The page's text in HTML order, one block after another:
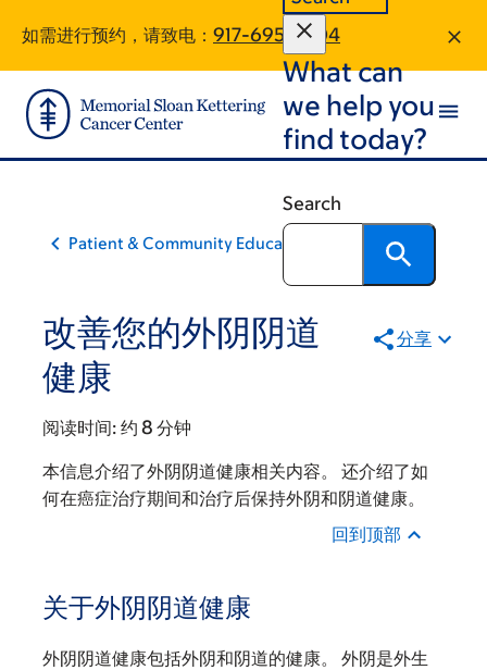
main
content
footer
如需进行预约，请致电： 917-695-8204
What can
we help you
find today?
Search
Patient & Community Education
改善您的外阴阴道
健康
分享
阅读时间: 约 8 分钟
本信息介绍了外阴阴道健康相关内容。 还介绍了如
何在癌症治疗期间和治疗后保持外阴和阴道健康。
回到顶部
关于外阴阴道健康
外阴阴道健康包括外阴和阴道的健康。 外阴是外生